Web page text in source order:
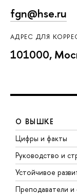
fgn@hse.ru
АДРЕС ДЛЯ
101000,
О ВЫШКЕ
Цифры и факты
Руководство и
Устойчивое
Преподаватели и